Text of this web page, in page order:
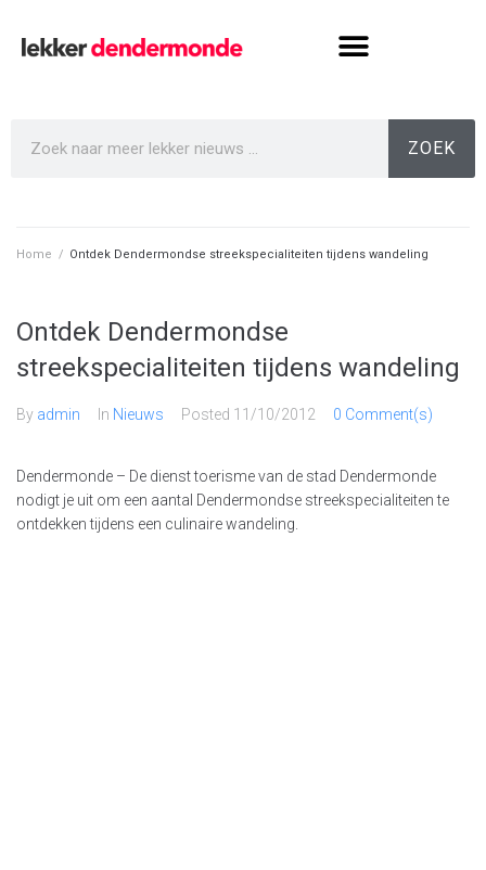
ZOEK
Home / Ontdek Dendermondse streekspecialiteiten tijdens wandeling
Ontdek Dendermondse
streekspecialiteiten tijdens wandeling
By admin In Nieuws Posted 11/10/2012 0 Comment(s)
Dendermonde – De dienst toerisme van de stad Dendermonde
nodigt je uit om een aantal Dendermondse streekspecialiteiten te
ontdekken tijdens een culinaire wandeling.